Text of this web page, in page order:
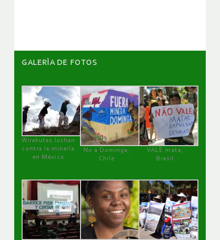
GALERÌA DE FOTOS
Wirakutas luchan
contra la minería
en México
No a Dominga,
Chile
VALE mata,
Brasil